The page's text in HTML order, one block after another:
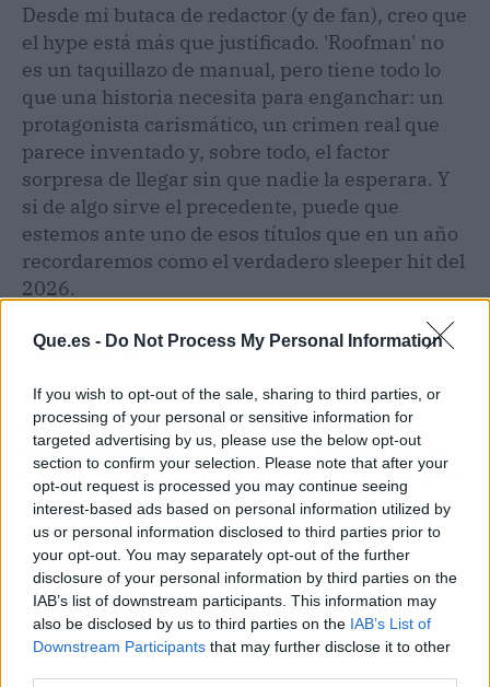
Que.es - Do Not Process My Personal Information
If you wish to opt-out of the sale, sharing to third parties, or
processing of your personal or sensitive information for
targeted advertising by us, please use the below opt-out
section to confirm your selection. Please note that after your
opt-out request is processed you may continue seeing
interest-based ads based on personal information utilized by
us or personal information disclosed to third parties prior to
your opt-out. You may separately opt-out of the further
disclosure of your personal information by third parties on the
IAB’s list of downstream participants. This information may
also be disclosed by us to third parties on the IAB’s List of
Downstream Participants that may further disclose it to other
Desde mi butaca de redactor (y de fan), creo que
el hype está más que justificado. 'Roofman' no
es un taquillazo de manual, pero tiene todo lo
que una historia necesita para enganchar: un
protagonista carismático, un crimen real que
parece inventado y, sobre todo, el factor
sorpresa de llegar sin que nadie la esperara. Y
si de algo sirve el precedente, puede que
estemos ante uno de esos títulos que en un año
recordaremos como el verdadero sleeper hit del
2026.
Medidor de hype
Nivel de hype: 8/10.El boca a boca ha
convertido a 'Roofman' en el título
imprescindible del verano en Paramount+. Si
no te gusta el true crime, puede que no sea para
ti. Pero si disfrutaste con 'Mindhunter' o con 'El
caso de Richard Jewell', esta es tu película.